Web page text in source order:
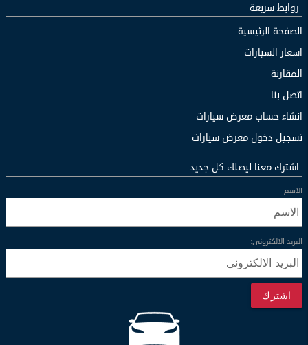
روابط سريعة
الصفحة الرئيسية
اسعار السيارات
المقارنة
اتصل بنا
انشاء حساب معرض سيارات
تسجيل دخول معرض سيارات
اشترك معنا ليصلك كل جديد
الاسم:
البريد الالكترونى:
اشترك